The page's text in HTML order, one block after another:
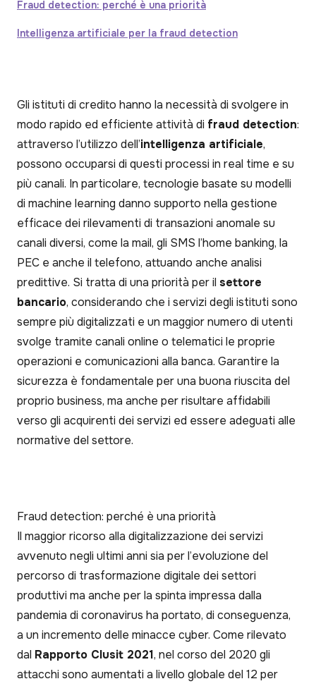
Fraud detection: perché è una priorità
Intelligenza artificiale per la fraud detection
Gli istituti di credito hanno la necessità di svolgere in
modo rapido ed efficiente attività di fraud detection:
attraverso l’utilizzo dell’intelligenza artificiale,
possono occuparsi di questi processi in real time e su
più canali. In particolare, tecnologie basate su modelli
di machine learning danno supporto nella gestione
efficace dei rilevamenti di transazioni anomale su
canali diversi, come la mail, gli SMS l’home banking, la
PEC e anche il telefono, attuando anche analisi
predittive. Si tratta di una priorità per il settore
bancario, considerando che i servizi degli istituti sono
sempre più digitalizzati e un maggior numero di utenti
svolge tramite canali online o telematici le proprie
operazioni e comunicazioni alla banca. Garantire la
sicurezza è fondamentale per una buona riuscita del
proprio business, ma anche per risultare affidabili
verso gli acquirenti dei servizi ed essere adeguati alle
normative del settore.
Fraud detection: perché è una priorità
Il maggior ricorso alla digitalizzazione dei servizi
avvenuto negli ultimi anni sia per l’evoluzione del
percorso di trasformazione digitale dei settori
produttivi ma anche per la spinta impressa dalla
pandemia di coronavirus ha portato, di conseguenza,
a un incremento delle minacce cyber. Come rilevato
dal Rapporto Clusit 2021, nel corso del 2020 gli
attacchi sono aumentati a livello globale del 12 per